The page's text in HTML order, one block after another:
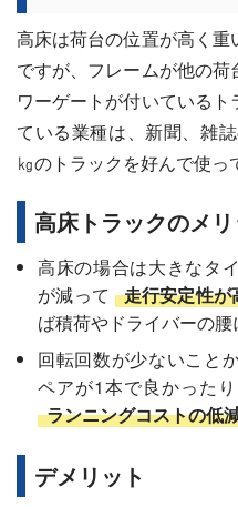
高床は荷台の位置が高く重
ですが、フレームが他の
ワーゲートが付いている
ている業種は、新聞、雑
㎏のトラックを好んで使っ
高床トラックのメリ
高床の場合は大きなタ
が減って
走行安定性
ば積荷やドライバーの
回転回数が少ないこと
ペアが1本で良かった
ランニングコストの低
デメリット